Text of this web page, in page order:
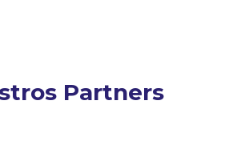
Partners